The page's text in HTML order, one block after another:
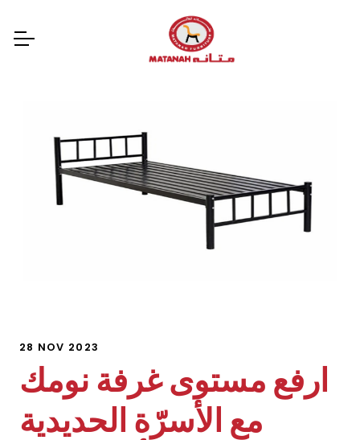
28 NOV 2023
ارفع مستوى غرفة نومك
مع الأسرّة الحديدية